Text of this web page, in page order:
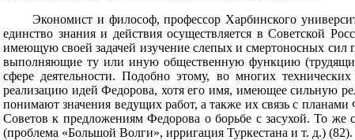
Экономист и философ, профессор Харбинского
единство знания и действия осуществляется в Советской
имеющую своей задачей изучение слепых и смертоносных
выполняющие ту или иную общественную функцию
сфере деятельности. Подобно этому, во многих
реализацию идей Федорова, хотя его имя, имеющее сильную
понимают значения ведущих работ, а также их связь с
Советов к предложениям Федорова о борьбе с засухой. То
(проблема «Большой Волги», ирригация Туркестана и т. д.) (82).